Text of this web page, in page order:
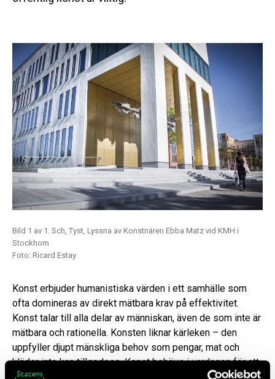
Bild 1 av 1. Sch, Tyst, Lyssna av Konstnären Ebba Matz vid KMH i
Stockhom
Foto: Ricard Estay
Konst erbjuder humanistiska värden i ett samhälle som
ofta domineras av direkt mätbara krav på effektivitet.
Konst talar till alla delar av människan, även de som inte är
mätbara och rationella. Konsten liknar kärleken – den
uppfyller djupt mänskliga behov som pengar, mat och
kläder inte kan tillgodose. Konst behövs i vardagen för att